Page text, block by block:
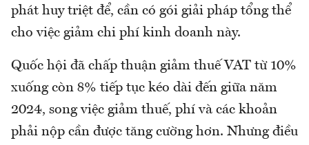
phát huy triệt để, cần có gói giải pháp tổng thể
cho việc giảm chi phí kinh doanh này.
Quốc hội đã chấp thuận giảm thuế VAT từ 10%
xuống còn 8% tiếp tục kéo dài đến giữa năm
2024, song việc giảm thuế, phí và các khoản
phải nộp cần được tăng cường hơn. Nhưng điều